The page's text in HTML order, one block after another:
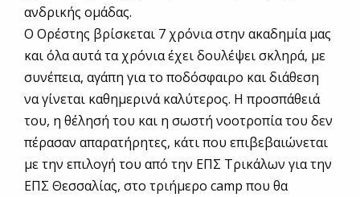
ανδρικής ομάδας.
Ο Ορέστης βρίσκεται 7 χρόνια στην ακαδημία μας
και όλα αυτά τα χρόνια έχει δουλέψει σκληρά, με
συνέπεια, αγάπη για το ποδόσφαιρο και διάθεση
να γίνεται καθημερινά καλύτερος. Η προσπάθειά
του, η θέλησή του και η σωστή νοοτροπία του δεν
πέρασαν απαρατήρητες, κάτι που επιβεβαιώνεται
με την επιλογή του από την ΕΠΣ Τρικάλων για την
ΕΠΣ Θεσσαλίας, στο τριήμερο camp που θα